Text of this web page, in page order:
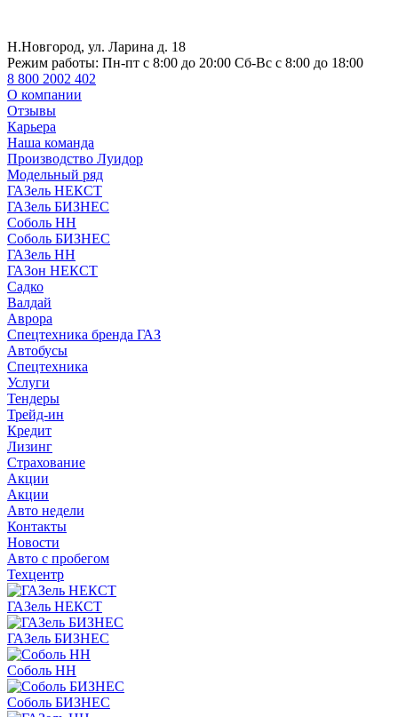
Н.Новгород, ул. Ларина д. 18
Режим работы: Пн-пт с 8:00 до 20:00 Сб-Вс с 8:00 до 18:00
8 800 2002 402
О компании
Отзывы
Карьера
Наша команда
Производство Луидор
Модельный ряд
ГАЗель НЕКСТ
ГАЗель БИЗНЕС
Соболь НН
Соболь БИЗНЕС
ГАЗель НН
ГАЗон НЕКСТ
Садко
Валдай
Аврора
Спецтехника бренда ГАЗ
Автобусы
Спецтехника
Услуги
Тендеры
Трейд-ин
Кредит
Лизинг
Страхование
Акции
Акции
Авто недели
Контакты
Новости
Авто с пробегом
Техцентр
ГАЗель НЕКСТ
ГАЗель БИЗНЕС
Соболь НН
Соболь БИЗНЕС